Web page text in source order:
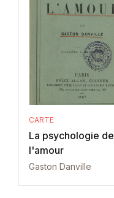
CARTE
La psychologie de
l'amour
Gaston Danville